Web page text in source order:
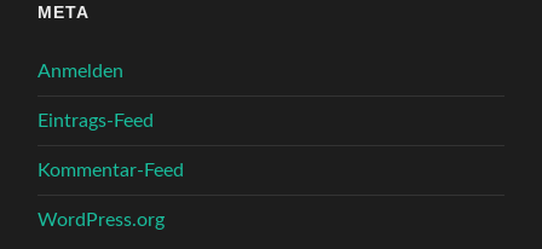
META
Anmelden
Eintrags-Feed
Kommentar-Feed
WordPress.org